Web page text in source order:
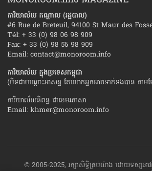
ការិយាល័យ កណ្ដាល (រដ្ឋបាល)
#6 Rue de Breteuil, 94100 St Maur des
Tél: + 33 (0) 98 06 98 909
Fax: + 33 (0) 98 56 98 909
Email: contact@monoroom.info
ការិយាល័យ ក្នុង​ប្រទេស​កម្ពុជា
(បិទជាបណ្ដោះអាសន្ន តែលោកអ្នកអាចទាក់ទងបាន តាម
ការិយាល័យនិពន្ធ ជាខេមរភាសា
Email: khmer@monoroom.info
© 2005-2025, រក្សាសិទ្ធិគ្រប់យ៉ាង ដោយទស្សនាវ